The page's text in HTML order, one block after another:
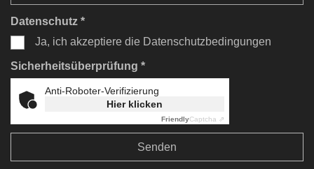
Datenschutz *
Ja, ich akzeptiere die Datenschutzbedingungen
Sicherheitsüberprüfung *
Anti-Roboter-Verifizierung
Hier klicken
FriendlyCaptcha ⇗